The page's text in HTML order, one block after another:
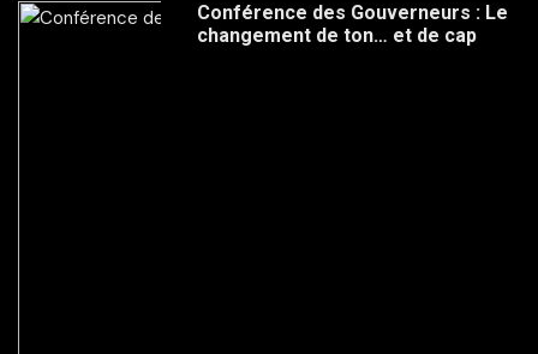
Conférence des Gouverneurs : Le
changement de ton… et de cap